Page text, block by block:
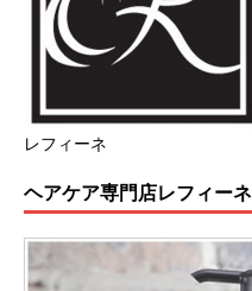
レフィーネ
ヘアケア専門店レフィーネ